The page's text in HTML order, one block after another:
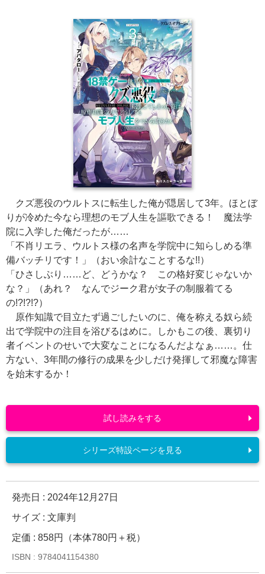
クズ悪役のウルトスに転生した俺が隠居して3年。ほとぼ
りが冷めた今なら理想のモブ人生を謳歌できる！ 魔法学
院に入学した俺だったが……
「不肖リエラ、ウルトス様の名声を学院中に知らしめる準
備バッチリです！」（おい余計なことするな!!）
「ひさしぶり……ど、どうかな？ この格好変じゃないか
な？」（あれ？ なんでジーク君が女子の制服着てる
の!?!?!?）
原作知識で目立たず過ごしたいのに、俺を称える奴ら続
出で学院中の注目を浴びるはめに。しかもこの後、裏切り
者イベントのせいで大変なことになるんだよなぁ……。仕
方ない、3年間の修行の成果を少しだけ発揮して邪魔な障害
を始末するか！
発売日 : 2024年12月27日
サイズ : 文庫判
定価 : 858円（本体780円＋税）
ISBN : 9784041154380
試し読みをする
シリーズ特設ページを見る